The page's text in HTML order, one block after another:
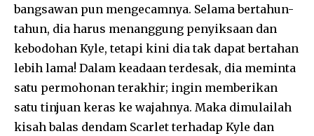
bangsawan pun mengecamnya. Selama bertahun-
tahun, dia harus menanggung penyiksaan dan
kebodohan Kyle, tetapi kini dia tak dapat bertahan
lebih lama! Dalam keadaan terdesak, dia meminta
satu permohonan terakhir; ingin memberikan
satu tinjuan keras ke wajahnya. Maka dimulailah
kisah balas dendam Scarlet terhadap Kyle dan